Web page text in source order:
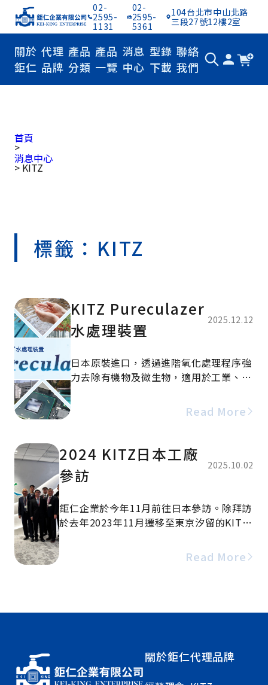
02-
2595-
1131
02-
2595-
5361
104台北市中山北路
三段27號12樓2室
關於
鉅仁
代理
品牌
產品
分類
產品
一覽
消息
中心
型錄
下載
聯絡
我們
首頁
>
消息中心
>KITZ
標籤：KITZ
KITZ Pureculazer
水處理裝置
2025.12.12
日本原裝進口，透過進階氧化處理程序強
力去除有機物及微生物，適用於工業、水
Read More
2024 KITZ日本工廠
參訪
2025.10.02
鉅仁企業於今年11月前往日本參訪。除拜訪
於去年2023年11月遷移至東京汐留的KITZ
以及子公司KITZ Mico Filter工廠進行參
Read More
關於鉅仁代理品牌